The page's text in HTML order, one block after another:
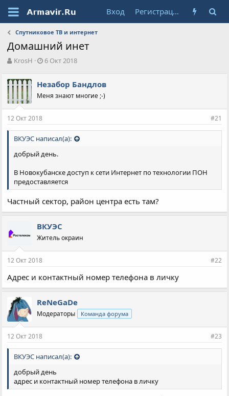
Вход Регистрация
Спутниковое ТВ и интернет
Домашний инет
А
т
о
р
т
е
ы
KrosH
Д
а
н
л
а
6 Окт 2018
Незабор Бандлов
Меня знают многие ;-)
12 Окт 2018 #21
ВКУЭС написал(а):
добрый день.
В Новокубанске доступ к сети Интернет по технологии ПОН
предоставляется
Частный сектор, район центра есть там?
ВКУЭС
Житель окраин
12 Окт 2018 #22
Адрес и контактный номер телефона в личку
ReNeGaDe
Модераторы Команда форума
12 Окт 2018 #23
ВКУЭС написал(а):
добрый день
адрес и контактный номер телефона в личку